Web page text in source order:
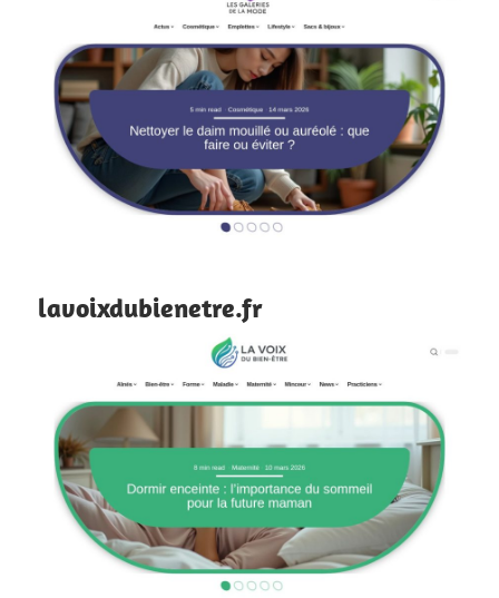
lavoixdubienetre.fr